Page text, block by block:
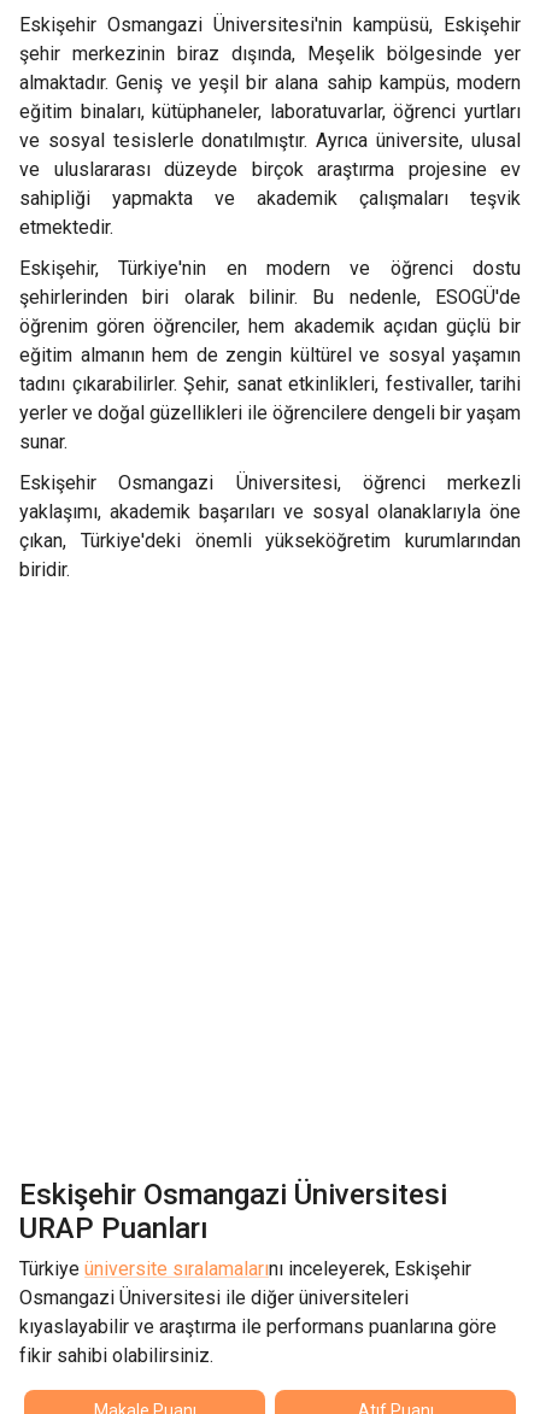
Eskişehir Osmangazi Üniversitesi'nin kampüsü, Eskişehir
şehir merkezinin biraz dışında, Meşelik bölgesinde yer
almaktadır. Geniş ve yeşil bir alana sahip kampüs, modern
eğitim binaları, kütüphaneler, laboratuvarlar, öğrenci yurtları
ve sosyal tesislerle donatılmıştır. Ayrıca üniversite, ulusal
ve uluslararası düzeyde birçok araştırma projesine ev
sahipliği yapmakta ve akademik çalışmaları teşvik
etmektedir.
Eskişehir, Türkiye'nin en modern ve öğrenci dostu
şehirlerinden biri olarak bilinir. Bu nedenle, ESOGÜ'de
öğrenim gören öğrenciler, hem akademik açıdan güçlü bir
eğitim almanın hem de zengin kültürel ve sosyal yaşamın
tadını çıkarabilirler. Şehir, sanat etkinlikleri, festivaller, tarihi
yerler ve doğal güzellikleri ile öğrencilere dengeli bir yaşam
sunar.
Eskişehir Osmangazi Üniversitesi, öğrenci merkezli
yaklaşımı, akademik başarıları ve sosyal olanaklarıyla öne
çıkan, Türkiye'deki önemli yükseköğretim kurumlarından
biridir.
Eskişehir Osmangazi Üniversitesi
URAP Puanları
Türkiye üniversite sıralamalarını inceleyerek, Eskişehir
Osmangazi Üniversitesi ile diğer üniversiteleri
kıyaslayabilir ve araştırma ile performans puanlarına göre
fikir sahibi olabilirsiniz.